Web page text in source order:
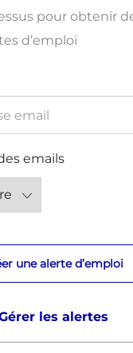
pour obtenir
d’emploi
emailsRequired
une alerte d’emploi
les alertes